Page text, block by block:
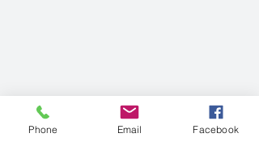
Phone Email Facebook